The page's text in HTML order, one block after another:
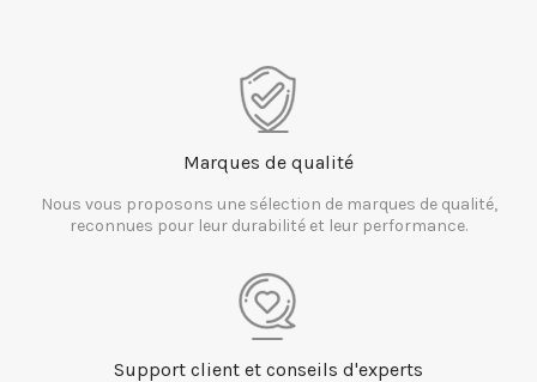
Marques de qualité
Nous vous proposons une sélection de marques de qualité,
reconnues pour leur durabilité et leur performance.
Support client et conseils d'experts